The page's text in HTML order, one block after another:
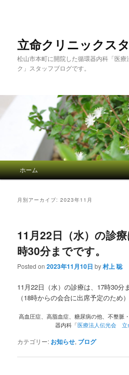
立命クリニックス
松山市本町に開院した循環器内科「医
ク」スタッフブログです。
メインメニュー
メインコンテンツへ移動
サブコンテンツへ移動
ホーム
月別アーカイブ:2023年11月
11月22日（水）の診
時30分までです。
Posted on2023年11月10日 by村上 聡
11月22日（水）の診療は、17時30分
（18時からの会合に出席予定のため）
高血圧症、高脂血症、糖尿病の他、不整脈
器内科「医療法人伝光会 立
カテゴリー: お知らせ, ブログ